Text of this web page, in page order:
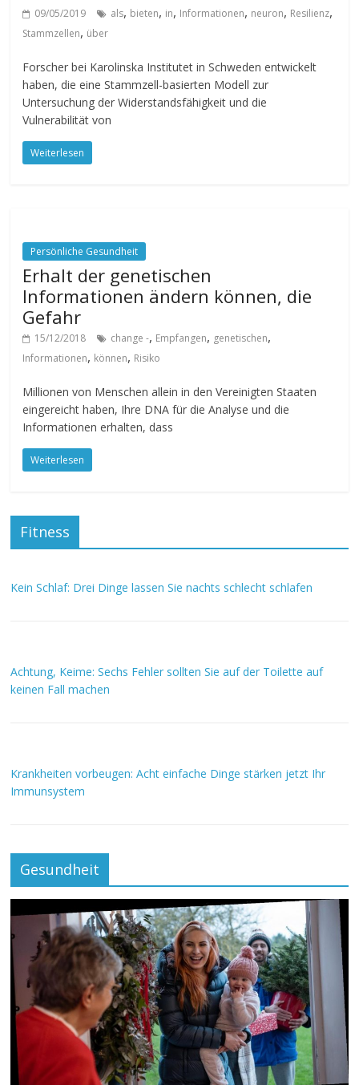
09/05/2019 als, bieten, in, Informationen, neuron, Resilienz,
Stammzellen, über
Forscher bei Karolinska Institutet in Schweden entwickelt
haben, die eine Stammzell-basierten Modell zur
Untersuchung der Widerstandsfähigkeit und die
Vulnerabilität von
Weiterlesen
Persönliche Gesundheit
Erhalt der genetischen
Informationen ändern können, die
Gefahr
15/12/2018 change -, Empfangen, genetischen,
Informationen, können, Risiko
Millionen von Menschen allein in den Vereinigten Staaten
eingereicht haben, Ihre DNA für die Analyse und die
Informationen erhalten, dass
Weiterlesen
Fitness
Kein Schlaf: Drei Dinge lassen Sie nachts schlecht schlafen
Achtung, Keime: Sechs Fehler sollten Sie auf der Toilette auf
keinen Fall machen
Krankheiten vorbeugen: Acht einfache Dinge stärken jetzt Ihr
Immunsystem
Gesundheit